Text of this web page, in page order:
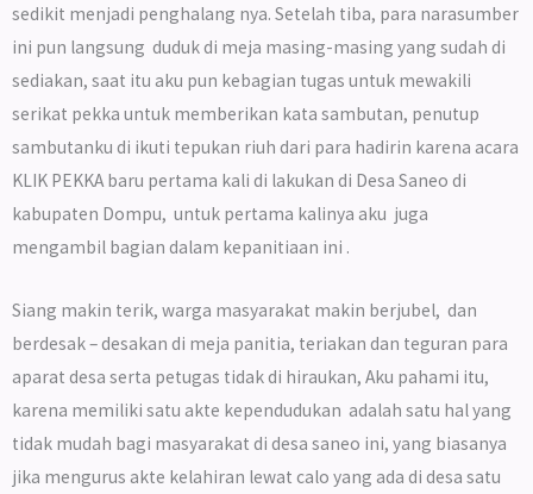
sedikit menjadi penghalang nya. Setelah tiba, para narasumber
ini pun langsung duduk di meja masing-masing yang sudah di
sediakan, saat itu aku pun kebagian tugas untuk mewakili
serikat pekka untuk memberikan kata sambutan, penutup
sambutanku di ikuti tepukan riuh dari para hadirin karena acara
KLIK PEKKA baru pertama kali di lakukan di Desa Saneo di
kabupaten Dompu, untuk pertama kalinya aku juga
mengambil bagian dalam kepanitiaan ini .
Siang makin terik, warga masyarakat makin berjubel, dan
berdesak – desakan di meja panitia, teriakan dan teguran para
aparat desa serta petugas tidak di hiraukan, Aku pahami itu,
karena memiliki satu akte kependudukan adalah satu hal yang
tidak mudah bagi masyarakat di desa saneo ini, yang biasanya
jika mengurus akte kelahiran lewat calo yang ada di desa satu